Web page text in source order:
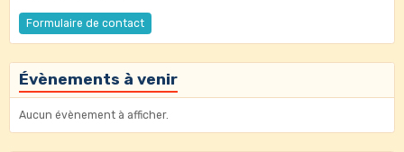
Formulaire de contact
Évènements à venir
Aucun évènement à afficher.